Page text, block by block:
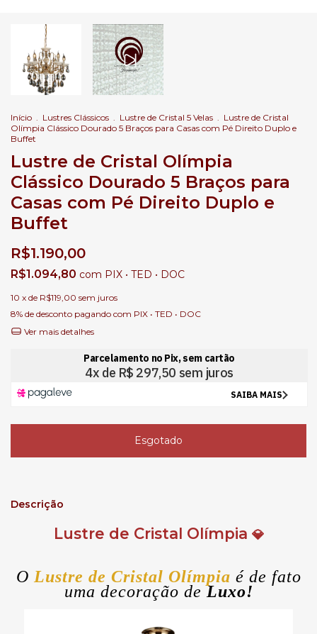
Início Lustres Clássicos Lustre de Cristal 5 Velas
Lustre de Cristal
Olímpia Clássico Dourado 5 Braços para Casas com Pé Direito Duplo e
Buffet
Lustre de Cristal Olímpia
Clássico Dourado 5 Braços para
Casas com Pé Direito Duplo e
Buffet
R$1.190,00
R$1.094,80 com PIX • TED • DOC
10 x de R$119,00 sem juros
8% de desconto pagando com PIX • TED • DOC
Ver mais detalhes
Descrição
Lustre de Cristal Olímpia 💎
O Lustre de Cristal Olímpia é de fato
uma decoração de Luxo!